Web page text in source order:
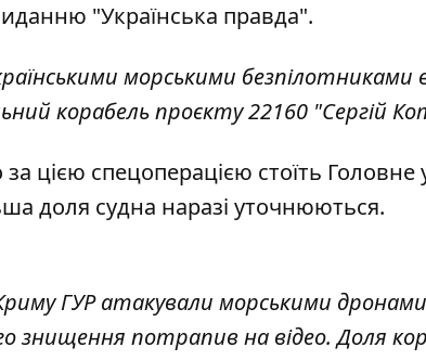
"Українська правда".
морськими безпілотниками
корабель проєкту 22160 "Сергій
цією спецоперацією стоїть Головне
доля судна наразі уточнюються.
ГУР атакували морськими
знищення потрапив на відео. Доля